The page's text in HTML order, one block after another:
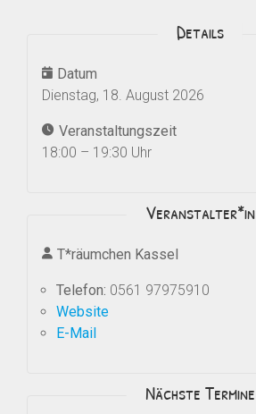
Details
Datum
Dienstag, 18. August 2026
Veranstaltungszeit
18:00 – 19:30 Uhr
Veranstalter*in
T*räumchen Kassel
Telefon: 0561 97975910
Website
E-Mail
Nächste Termine